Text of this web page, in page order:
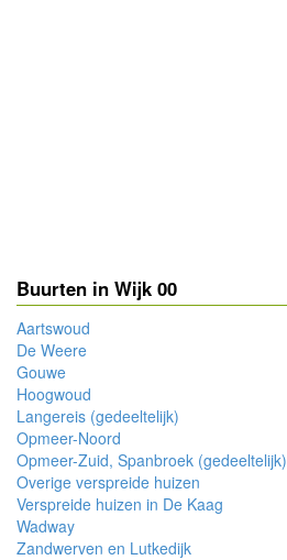
Buurten in Wijk 00
Aartswoud
De Weere
Gouwe
Hoogwoud
Langereis (gedeeltelijk)
Opmeer-Noord
Opmeer-Zuid, Spanbroek (gedeeltelijk)
Overige verspreide huizen
Verspreide huizen in De Kaag
Wadway
Zandwerven en Lutkedijk